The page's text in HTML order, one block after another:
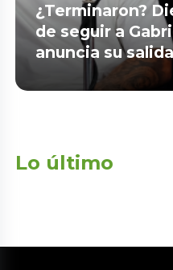
¿Terminaron?
de seguir a
anuncia su
Lo último